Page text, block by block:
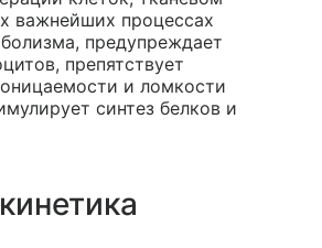
важнейших процессах
предупреждает
препятствует
и ломкости
синтез белков и